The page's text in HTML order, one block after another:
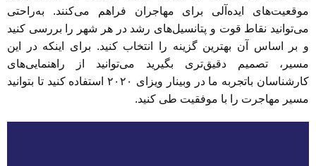
موقعیت‌های ایده‌آلی برای مهاجران فراهم می‌کنند. به‌راحتی
می‌توانید نقاط قوت و پتانسیل‌های رشد در هر شهر را بررسی کنید
و بر اساس آن بهترین گزینه را انتخاب کنید. برای اینکه در این
مسیر، تصمیم دقیق‌تری بگیرید می‌توانید از راهنمایی‌های
کارشناسان باتجربه ما در وبینار ویزای ۲۰۲۰ استفاده کنید تا بتوانید
مسیر مهاجرت را با موفقیت طی کنید.